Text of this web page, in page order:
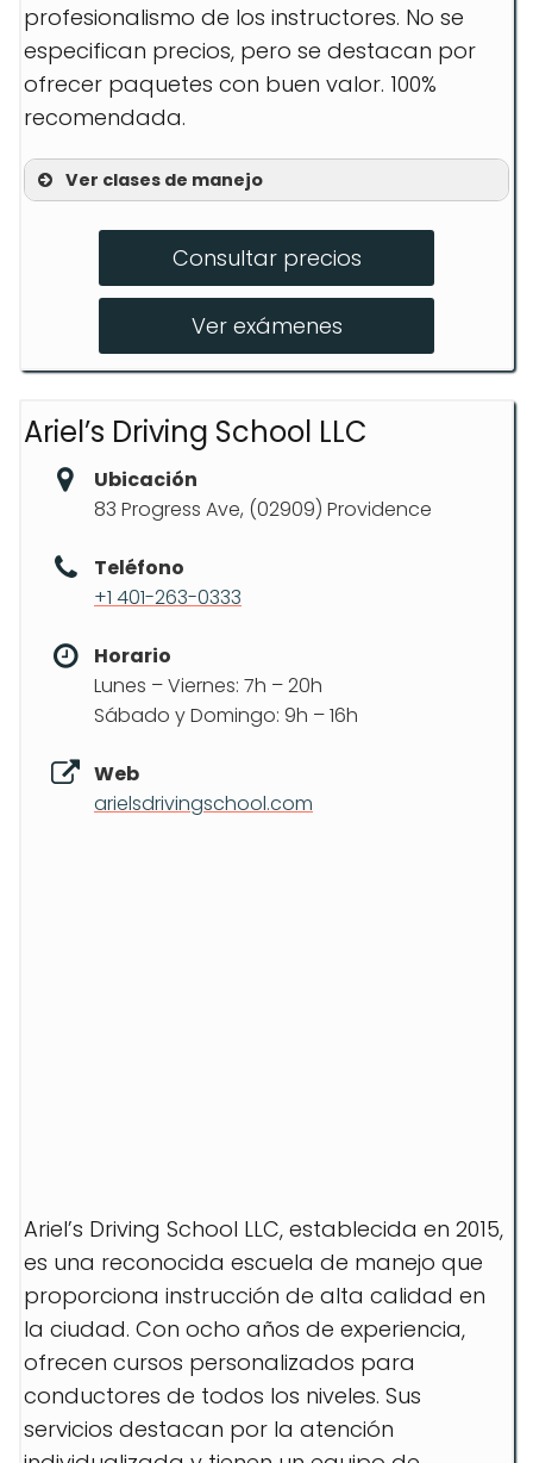
profesionalismo de los instructores. No se
especifican precios, pero se destacan por
ofrecer paquetes con buen valor. 100%
recomendada.
Ver clases de manejo
Práctica en Autopista
Preparación para Examen de Manejo
Consultar precios
Ver exámenes
Ariel’s Driving School LLC
Ubicación
83 Progress Ave, (02909) Providence
Teléfono
+1 401-263-0333
Horario
Lunes – Viernes: 7h – 20h
Sábado y Domingo: 9h – 16h
Web
arielsdrivingschool.com
Ariel’s Driving School LLC, establecida en 2015,
es una reconocida escuela de manejo que
proporciona instrucción de alta calidad en
la ciudad. Con ocho años de experiencia,
ofrecen cursos personalizados para
conductores de todos los niveles. Sus
servicios destacan por la atención